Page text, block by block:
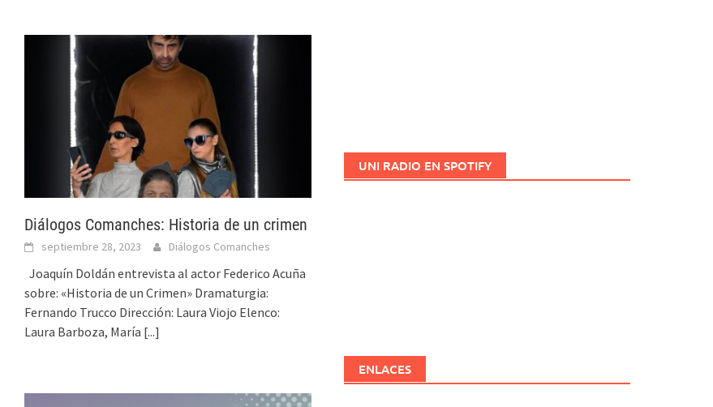
Diálogos Comanches: Historia de un crimen
septiembre 28, 2023 Diálogos Comanches
Joaquín Doldán entrevista al actor Federico Acuña
sobre: «Historia de un Crimen» Dramaturgia:
Fernando Trucco Dirección: Laura Viojo Elenco:
Laura Barboza, María [...]
UNI RADIO EN SPOTIFY
ENLACES